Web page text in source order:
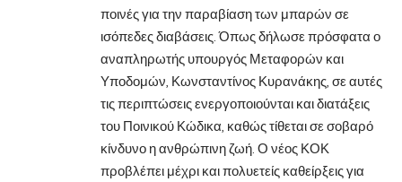
ποινές για την παραβίαση των μπαρών σε
ισόπεδες διαβάσεις. Όπως δήλωσε πρόσφατα ο
αναπληρωτής υπουργός Μεταφορών και
Υποδομών, Κωνσταντίνος Κυρανάκης, σε αυτές
τις περιπτώσεις ενεργοποιούνται και διατάξεις
του Ποινικού Κώδικα, καθώς τίθεται σε σοβαρό
κίνδυνο η ανθρώπινη ζωή. Ο νέος ΚΟΚ
προβλέπει μέχρι και πολυετείς καθείρξεις για